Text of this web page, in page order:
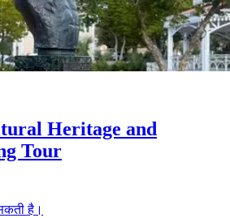
Heritage and
Tour
है।